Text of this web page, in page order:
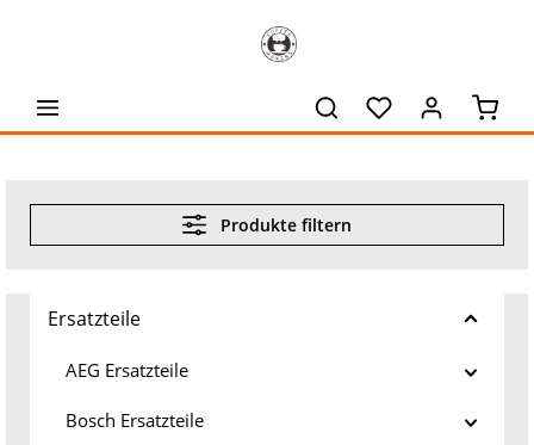
Produkte filtern
Ersatzteile
AEG Ersatzteile
Bosch Ersatzteile